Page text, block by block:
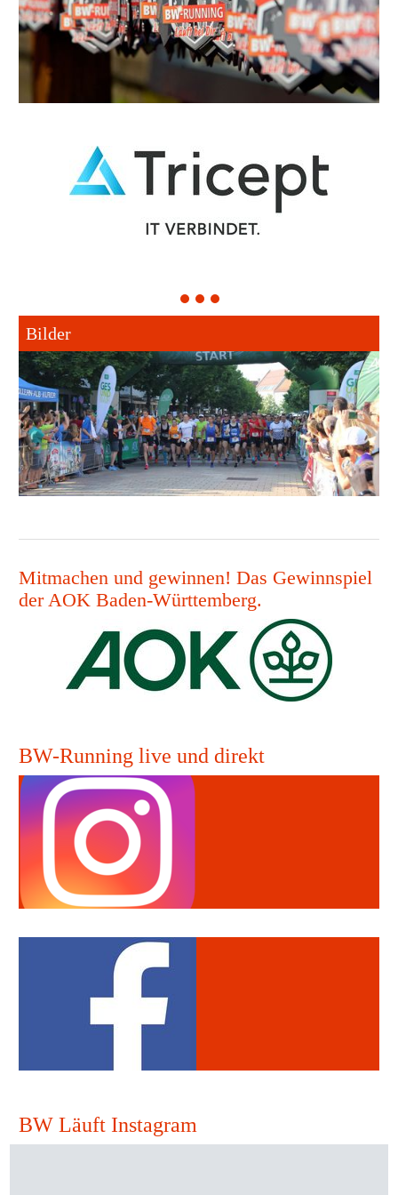
1 2 3
Bilder
Mitmachen und gewinnen! Das Gewinnspiel
der AOK Baden-Württemberg.
BW-Running live und direkt
BW Läuft Instagram